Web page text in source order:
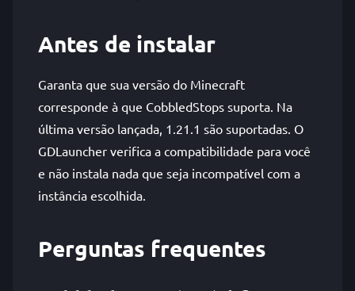
Antes de instalar
Garanta que sua versão do Minecraft
corresponde à que CobbledStops suporta. Na
última versão lançada, 1.21.1 são suportadas. O
GDLauncher verifica a compatibilidade para você
e não instala nada que seja incompatível com a
instância escolhida.
Perguntas frequentes